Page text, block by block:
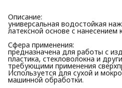
Описание:
универсальная водостойкая
латексной основе с нанесением
Сфера применения:
предназначена для работы с
пластика, стекловолокна и
требующими применения
Используется для сухой и
машинной обработки.